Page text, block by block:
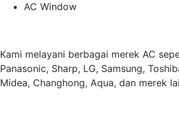
AC Window
Kami melayani berbagai merek AC
Panasonic, Sharp, LG, Samsung,
Midea, Changhong, Aqua, dan merek